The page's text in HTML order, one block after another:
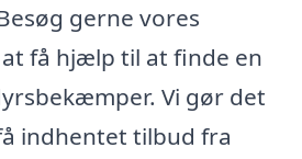
gerne vores
få hjælp til at finde en
Vi gør det
indhentet tilbud fra